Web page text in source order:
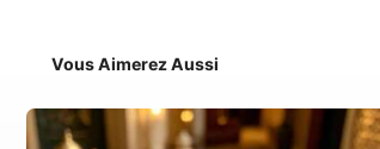
Vous Aimerez Aussi